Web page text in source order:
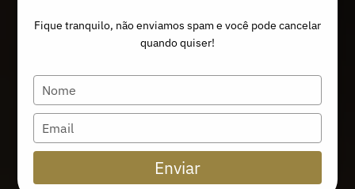
Buscar produtos:
Fique tranquilo, não enviamos spam e você pode cancelar
quando quiser!
Type
your
name
Type
your
email
Enviar